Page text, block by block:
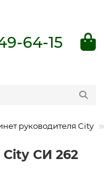
64-15
руководителя City
СИ 262